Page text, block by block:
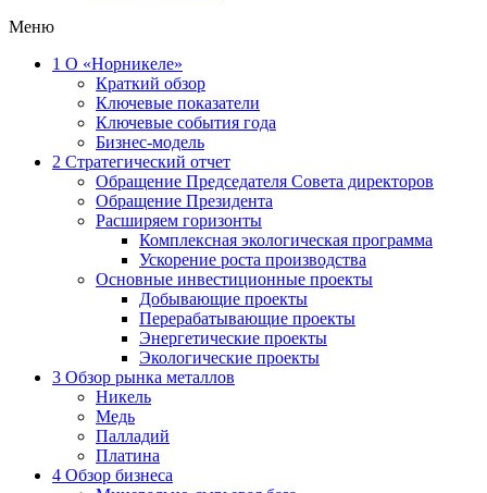
Меню
1 О «Норникеле»
Краткий обзор
Ключевые показатели
Ключевые события года
Бизнес-модель
2 Стратегический отчет
Обращение Председателя Совета директоров
Обращение Президента
Расширяем горизонты
Комплексная экологическая программа
Ускорение роста производства
Основные инвестиционные проекты
Добывающие проекты
Перерабатывающие проекты
Энергетические проекты
Экологические проекты
3 Обзор рынка металлов
Никель
Медь
Палладий
Платина
4 Обзор бизнеса